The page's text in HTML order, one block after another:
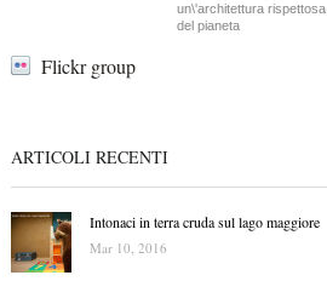
un\'architettura rispettosa
del pianeta
Flickr group
ARTICOLI RECENTI
Intonaci in terra cruda sul lago maggiore
Mar 10, 2016